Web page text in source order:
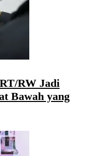
RW Jadi
Bawah yang